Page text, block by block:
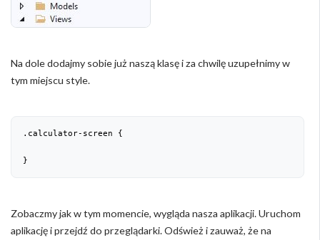
Na dole dodajmy sobie już naszą klasę i za chwilę uzupełnimy w
tym miejscu style.
.calculator-screen {
}
Zobaczmy jak w tym momencie, wygląda nasza aplikacji. Uruchom
aplikację i przejdź do przeglądarki. Odśwież i zauważ, że na